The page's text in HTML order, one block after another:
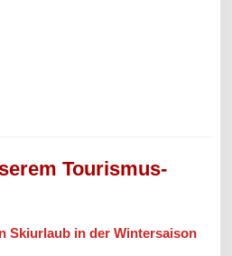
Tourismus-
Skiurlaub in der Wintersaison